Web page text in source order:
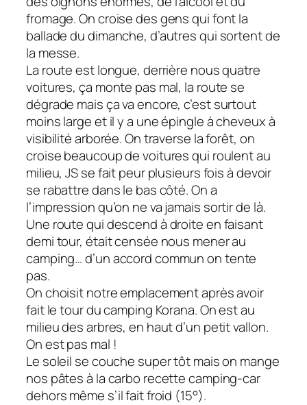
fromage. On croise des gens qui font la
ballade du dimanche, d’autres qui sortent de
la messe.
La route est longue, derrière nous quatre
voitures, ça monte pas mal, la route se
dégrade mais ça va encore, c’est surtout
moins large et il y a une épingle à cheveux à
visibilité arborée. On traverse la forêt, on
croise beaucoup de voitures qui roulent au
milieu, JS se fait peur plusieurs fois à devoir
se rabattre dans le bas côté. On a
l’impression qu’on ne va jamais sortir de là.
Une route qui descend à droite en faisant
demi tour, était censée nous mener au
camping… d’un accord commun on tente
pas.
On choisit notre emplacement après avoir
fait le tour du camping Korana. On est au
milieu des arbres, en haut d’un petit vallon.
On est pas mal !
Le soleil se couche super tôt mais on mange
nos pâtes à la carbo recette camping-car
dehors même s’il fait froid (15°).